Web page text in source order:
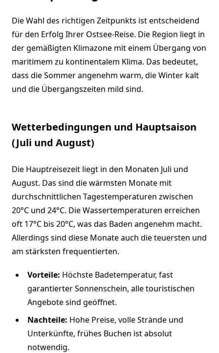
Die Wahl des richtigen Zeitpunkts ist entscheidend
für den Erfolg Ihrer Ostsee-Reise. Die Region liegt in
der gemäßigten Klimazone mit einem Übergang von
maritimem zu kontinentalem Klima. Das bedeutet,
dass die Sommer angenehm warm, die Winter kalt
und die Übergangszeiten mild sind.
Wetterbedingungen und Hauptsaison
(Juli und August)
Die Hauptreisezeit liegt in den Monaten Juli und
August. Das sind die wärmsten Monate mit
durchschnittlichen Tagestemperaturen zwischen
20°C und 24°C. Die Wassertemperaturen erreichen
oft 17°C bis 20°C, was das Baden angenehm macht.
Allerdings sind diese Monate auch die teuersten und
am stärksten frequentierten.
Vorteile: Höchste Badetemperatur, fast
garantierter Sonnenschein, alle touristischen
Angebote sind geöffnet.
Nachteile: Hohe Preise, volle Strände und
Unterkünfte, frühes Buchen ist absolut
notwendig.